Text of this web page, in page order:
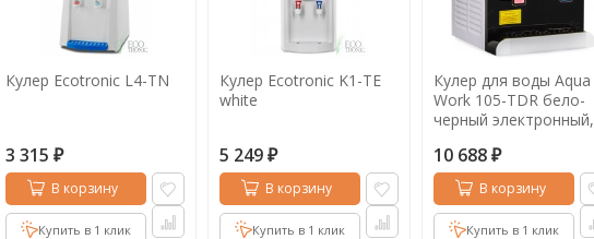
Кулер Ecotronic L4-TN
3 315 ₽
В корзину
Купить в 1 клик
Кулер Ecotronic K1-TE
white
5 249 ₽
В корзину
Купить в 1 клик
Кулер для воды Aqua
Work 105-TDR бело-
черный электронный,
10 688 ₽
В корзину
Купить в 1 клик